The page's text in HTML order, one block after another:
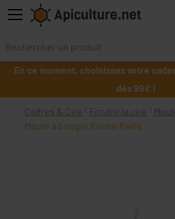
Skip to main content
En ce moment, choisissez votre
dès 99€ !
Cadres & Cire Fondre la cire
Moule à bougie Ruche Paille